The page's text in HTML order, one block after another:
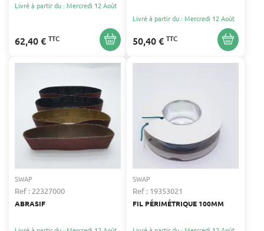
Livré à partir du : Mercredi 12 Août
62,40 € TTC
Livré à partir du : Mercredi 12 Août
50,40 € TTC
SWAP
Ref : 22327000
ABRASIF
SWAP
Ref : 19353021
FIL PÉRIMÉTRIQUE 100MM